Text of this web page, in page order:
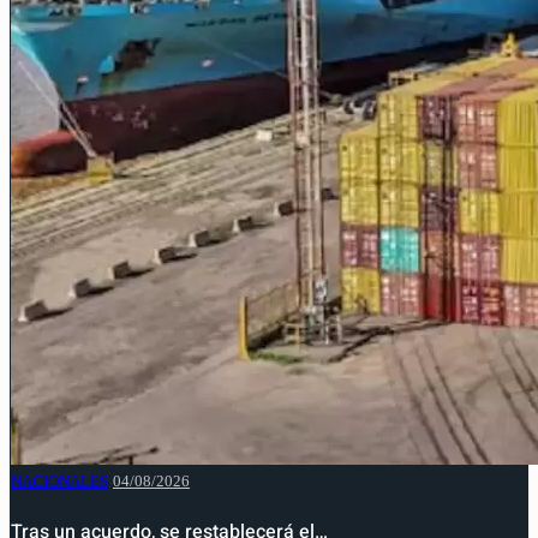
NACIONALES 04/08/2026
Tras un acuerdo, se restablecerá el…